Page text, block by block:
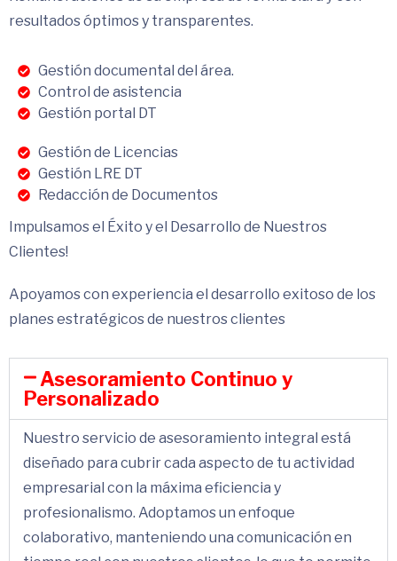
resultados óptimos y transparentes.
Gestión documental del área.
Control de asistencia
Gestión portal DT
Gestión de Licencias
Gestión LRE DT
Redacción de Documentos
Impulsamos el Éxito y el Desarrollo de Nuestros
Clientes!
Apoyamos con experiencia el desarrollo exitoso de los
planes estratégicos de nuestros clientes
Asesoramiento Continuo y
Personalizado
Nuestro servicio de asesoramiento integral está
diseñado para cubrir cada aspecto de tu actividad
empresarial con la máxima eficiencia y
profesionalismo. Adoptamos un enfoque
colaborativo, manteniendo una comunicación en